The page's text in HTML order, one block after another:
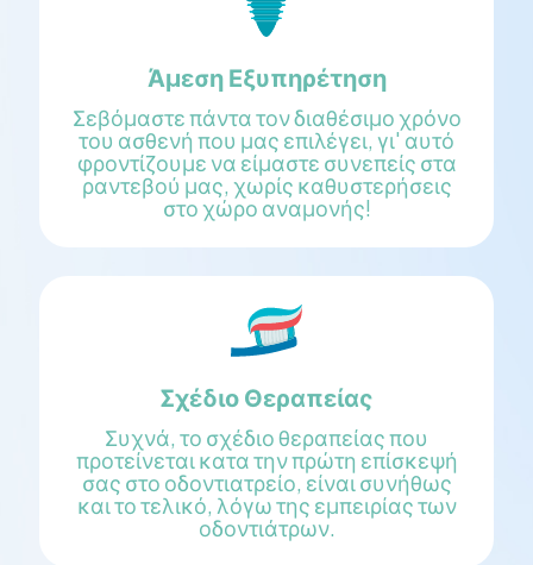
Άμεση Εξυπηρέτηση
Σεβόμαστε πάντα τον διαθέσιμο χρόνο
του ασθενή που μας επιλέγει, γι' αυτό
φροντίζουμε να είμαστε συνεπείς στα
ραντεβού μας, χωρίς καθυστερήσεις
στο χώρο αναμονής!
Σχέδιο Θεραπείας
Συχνά, το σχέδιο θεραπείας που
προτείνεται κατα την πρώτη επίσκεψή
σας στο οδοντιατρείο, είναι συνήθως
και το τελικό, λόγω της εμπειρίας των
οδοντιάτρων.